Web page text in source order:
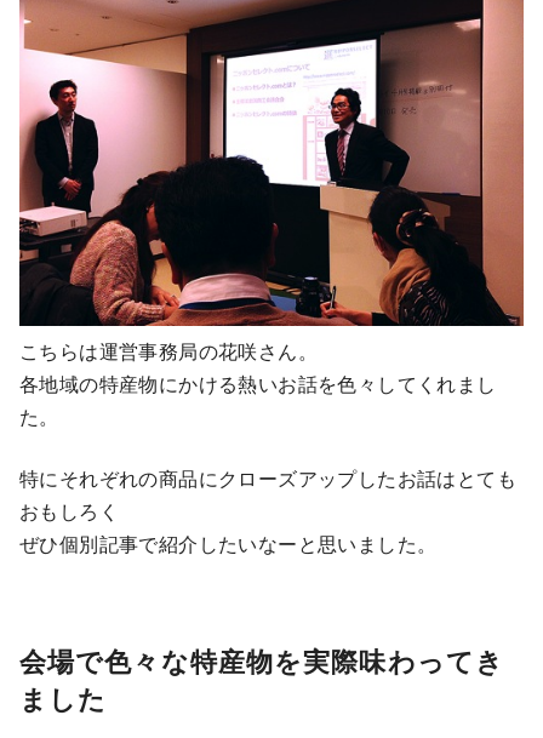
こちらは運営事務局の花咲さん。
各地域の特産物にかける熱いお話を色々してくれまし
た。
特にそれぞれの商品にクローズアップしたお話はとても
おもしろく
ぜひ個別記事で紹介したいなーと思いました。
会場で色々な特産物を実際味わってき
ました